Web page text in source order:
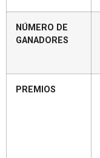
NÚMERO DE
GANADORES
PREMIOS